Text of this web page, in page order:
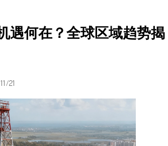
遇何在？全球区域趋势揭
21